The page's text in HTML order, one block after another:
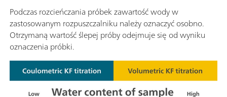
Podczas rozcieńczania próbek zawartość wody w
zastosowanym rozpuszczalniku należy oznaczyć osobno.
Otrzymaną wartość ślepej próby odejmuje się od wyniku
oznaczenia próbki.